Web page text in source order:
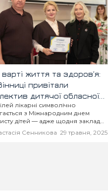
життя та здоров’я:
привітали
дитячої обласної
із 45-річчям
лікарні символічно
з Міжнародним днем
дітей — адже щодня заклад
надважливу місію: оберігає
та здоров’я найменших
Сенникова 29 травня, 2025